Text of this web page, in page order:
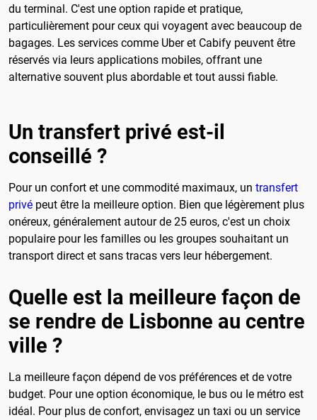
du terminal. C'est une option rapide et pratique,
particulièrement pour ceux qui voyagent avec beaucoup de
bagages. Les services comme Uber et Cabify peuvent être
réservés via leurs applications mobiles, offrant une
alternative souvent plus abordable et tout aussi fiable.
Un transfert privé est-il
conseillé ?
Pour un confort et une commodité maximaux, un transfert
privé peut être la meilleure option. Bien que légèrement plus
onéreux, généralement autour de 25 euros, c'est un choix
populaire pour les familles ou les groupes souhaitant un
transport direct et sans tracas vers leur hébergement.
Quelle est la meilleure façon de
se rendre de Lisbonne au centre
ville ?
La meilleure façon dépend de vos préférences et de votre
budget. Pour une option économique, le bus ou le métro est
idéal. Pour plus de confort, envisagez un taxi ou un service